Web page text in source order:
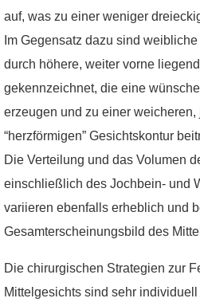
auf, was zu einer weniger
Im Gegensatz dazu sind
durch höhere, weiter vorne
gekennzeichnet, die eine
erzeugen und zu einer
“herzförmigen” Gesichtskontur
Die Verteilung und das Volumen
einschließlich des Jochbein- und
variieren ebenfalls erheblich und
Gesamterscheinungsbild des
Die chirurgischen Strategien zur
Mittelgesichts sind sehr